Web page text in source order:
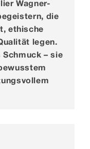
Wagner-
die
ethische
legen.
– sie